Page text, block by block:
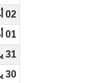
02 أغسطس 26
01 أغسطس 26
31 يوليو 26
30 يوليو 26